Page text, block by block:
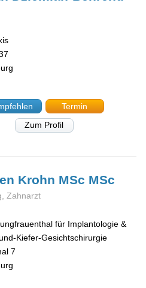
Termin
Zum Profil
Krohn MSc MSc
Zahnarzt
für Implantologie &
Kiefer-Gesichtschirurgie
7